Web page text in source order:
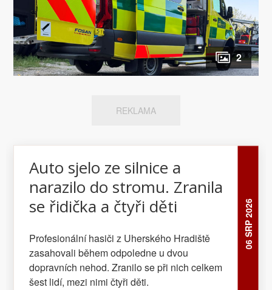
2
REKLAMA
06 SRP 2026
Auto sjelo ze silnice a
narazilo do stromu. Zranila
se řidička a čtyři děti
Profesionální hasiči z Uherského Hradiště
zasahovali během odpoledne u dvou
dopravních nehod. Zranilo se při nich celkem
šest lidí, mezi nimi čtyři děti.